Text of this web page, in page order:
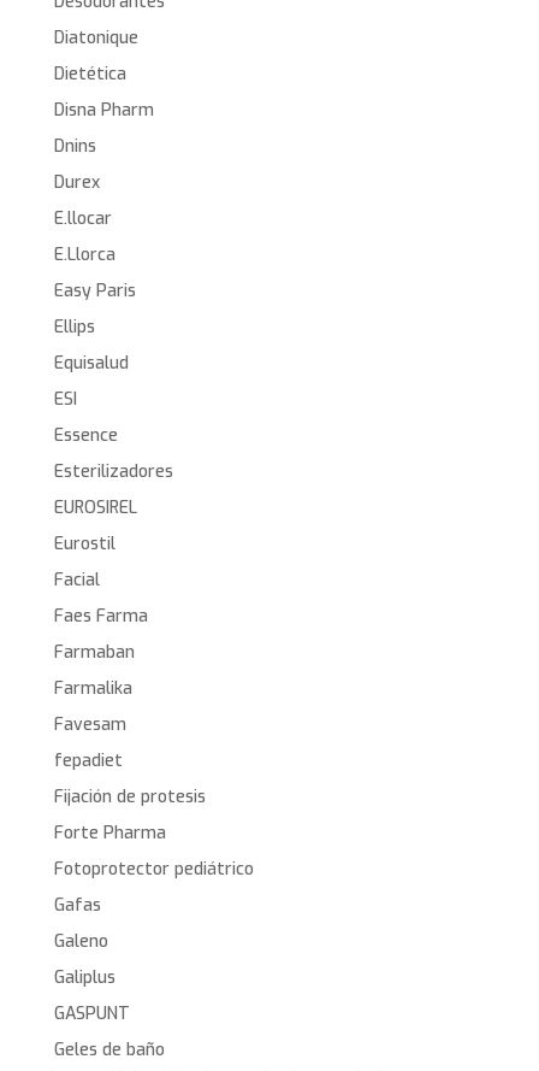
Diatonique
Dietética
Disna Pharm
Dnins
Durex
E.llocar
E.Llorca
Easy Paris
Ellips
Equisalud
ESI
Essence
Esterilizadores
EUROSIREL
Eurostil
Facial
Faes Farma
Farmaban
Farmalika
Favesam
fepadiet
Fijación de protesis
Forte Pharma
Fotoprotector pediátrico
Gafas
Galeno
Galiplus
GASPUNT
Geles de baño